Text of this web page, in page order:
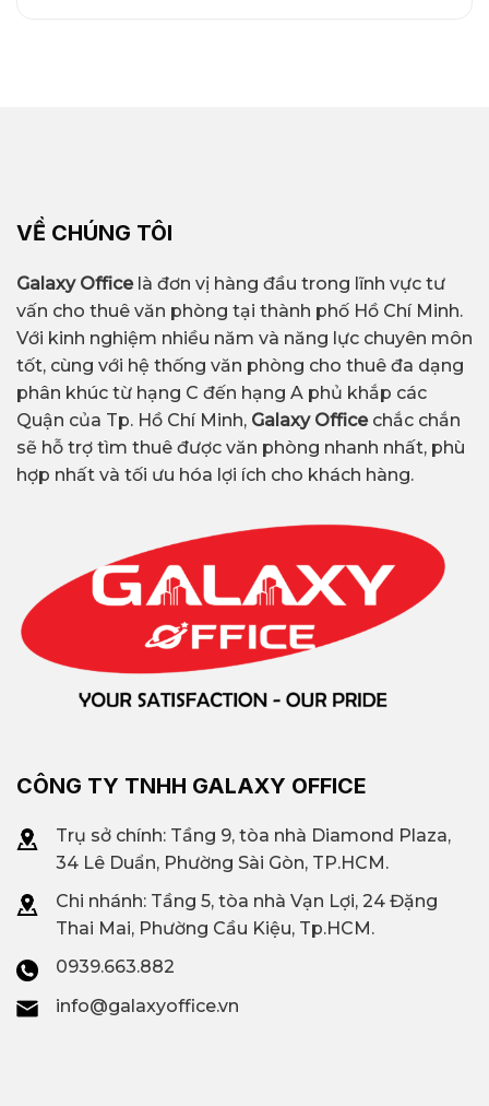
VỀ CHÚNG TÔI
Galaxy Officelà đơn vị hàng đầu trong lĩnh vực tư
vấn cho thuê văn phòng tại thành phố Hồ Chí Minh.
Với kinh nghiệm nhiều năm và năng lực chuyên môn
tốt, cùng với hệ thống văn phòng cho thuê đa dạng
phân khúc từ hạng C đến hạng A phủ khắp các
Quận của Tp. Hồ Chí Minh, Galaxy Office chắc chắn
sẽ hỗ trợ tìm thuê được văn phòng nhanh nhất, phù
hợp nhất và tối ưu hóa lợi ích cho khách hàng.
CÔNG TY TNHH GALAXY OFFICE
Trụ sở chính: Tầng 9, tòa nhà Diamond Plaza,
34 Lê Duẩn, Phường Sài Gòn, TP.HCM.
Chi nhánh: Tầng 5, tòa nhà Vạn Lợi, 24 Đặng
Thai Mai, Phường Cầu Kiệu, Tp.HCM.
0939.663.882
info@galaxyoffice.vn